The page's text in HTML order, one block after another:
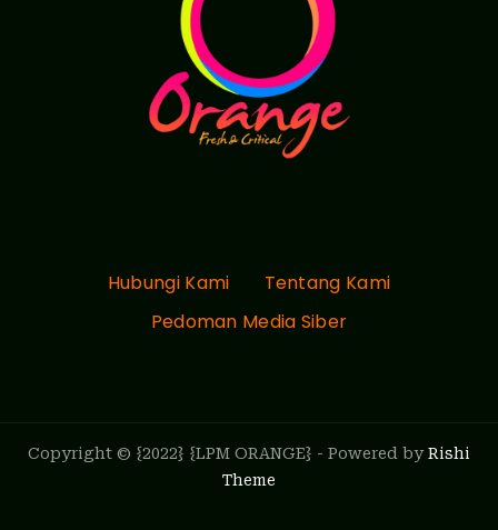
Hubungi Kami
Tentang Kami
Pedoman Media Siber
Copyright © {2022} {LPM ORANGE} - Powered byRishi
Theme